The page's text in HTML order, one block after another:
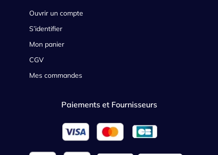
Ouvrir un compte
S’identifier
Mon panier
CGV
Mes commandes
Paiements et Fournisseurs